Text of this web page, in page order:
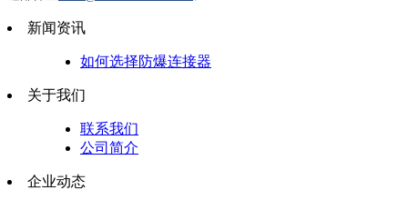
新闻资讯
如何选择防爆连接器
关于我们
联系我们
公司简介
企业动态